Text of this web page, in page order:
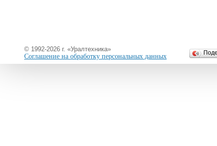
© 1992-2026 г. «Уралтехника»
Соглашение на обработку персональных данных